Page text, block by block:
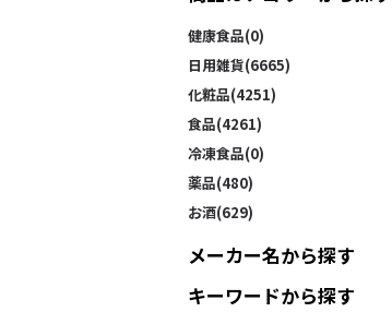
健康食品(0)
日用雑貨(6665)
化粧品(4251)
食品(4261)
冷凍食品(0)
薬品(480)
お酒(629)
メーカー名から探す
キーワードから探す